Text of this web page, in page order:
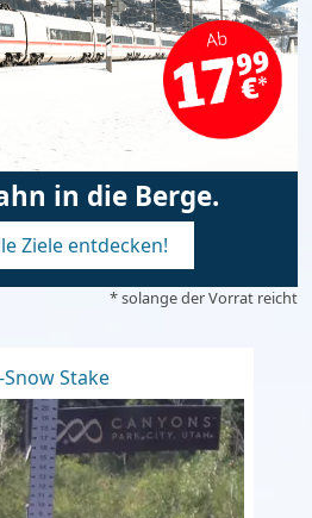
in die Berge.
Ziele entdecken!
* solange der Vorrat reicht
Stake